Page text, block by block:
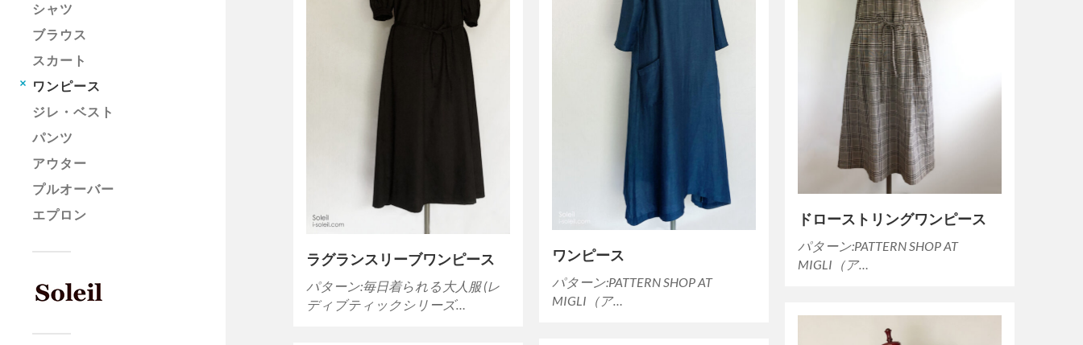
シャツ
ブラウス
スカート
ワンピース
ジレ・ベスト
パンツ
アウター
プルオーバー
エプロン
ラグランスリーブワンピース
パターン:毎日着られる大人服 (レ
ディブティックシリーズ…
ワンピース
パターン:PATTERN SHOP AT
MIGLI（ア…
ドローストリングワンピース
パターン:PATTERN SHOP AT
MIGLI（ア…